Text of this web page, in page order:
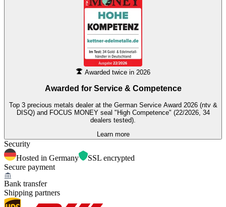
Awarded twice in 2026
Awarded for Service & Competence
Top 3 precious metals dealer at the German Service Award 2026 (ntv &
DISQ) and FOCUS MONEY seal "High Competence" (22/2026, 34
dealers tested).
Learn more
Security
Hosted in Germany
SSL encrypted
Secure payment
Bank transfer
Shipping partners